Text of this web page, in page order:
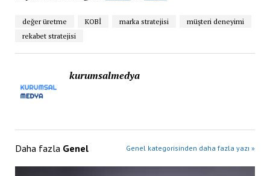
değer üretme KOBİ marka stratejisi
müşteri deneyimi
rekabet stratejisi
kurumsalmedya
Daha fazla Genel Genel kategorisinden daha fazla yazı »